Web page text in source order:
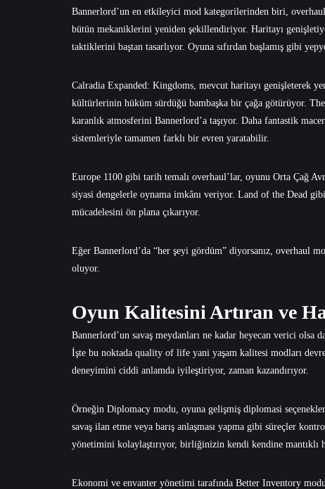
Bannerlord’un en etkileyici mod kategorilerinden biri,
bütün mekaniklerini yeniden şekillendiriyor. Haritayı
taktiklerini baştan tasarlıyor. Oyuna sıfırdan başlamış gibi
Calradia Expanded: Kingdoms, mevcut haritayı genişleterek
kültürlerinin hüküm sürdüğü bambaşka bir çağa götürüyor.
karanlık atmosferini Bannerlord’a taşıyor. Daha fantastik
sistemleriyle tamamen farklı bir evren yaratabilir.
Europe 1100 gibi tarih temalı overhaul’lar, oyunu Orta Çağ
siyasi dengelerle oynama imkânı veriyor. Land of the Dead
mücadelesini ön plana çıkarıyor.
Eğer Bannerlord’da “her şeyi gördüm” diyorsanız, overhaul
oluyor.
Oyun Kalitesini Artıran ve
Bannerlord’un savaş meydanları ne kadar heyecan verici olsa
İşte bu noktada quality of life yani yaşam kalitesi modları
deneyimini ciddi anlamda iyileştiriyor, zaman kazandırıyor.
Örneğin Diplomacy modu, oyuna gelişmiş diplomasi
savaş ilan etme veya barış anlaşması yapma gibi süreçler
yönetimini kolaylaştırıyor, birliğinizin kendi kendine mantıklı
Ekonomi ve envanter yönetimi tarafında Better Inventory